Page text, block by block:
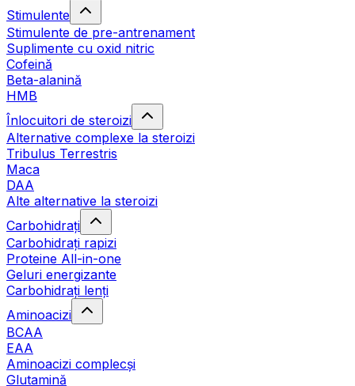
Stimulente
Stimulente de pre-antrenament
Suplimente cu oxid nitric
Cofeină
Beta-alanină
HMB
Înlocuitori de steroizi
Alternative complexe la steroizi
Tribulus Terrestris
Maca
DAA
Alte alternative la steroizi
Carbohidrați
Carbohidrați rapizi
Proteine All-in-one
Geluri energizante
Carbohidrați lenți
Aminoacizi
BCAA
EAA
Aminoacizi complecși
Glutamină